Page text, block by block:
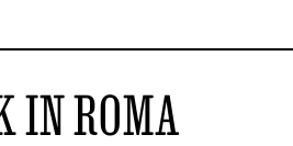
IN ROMA